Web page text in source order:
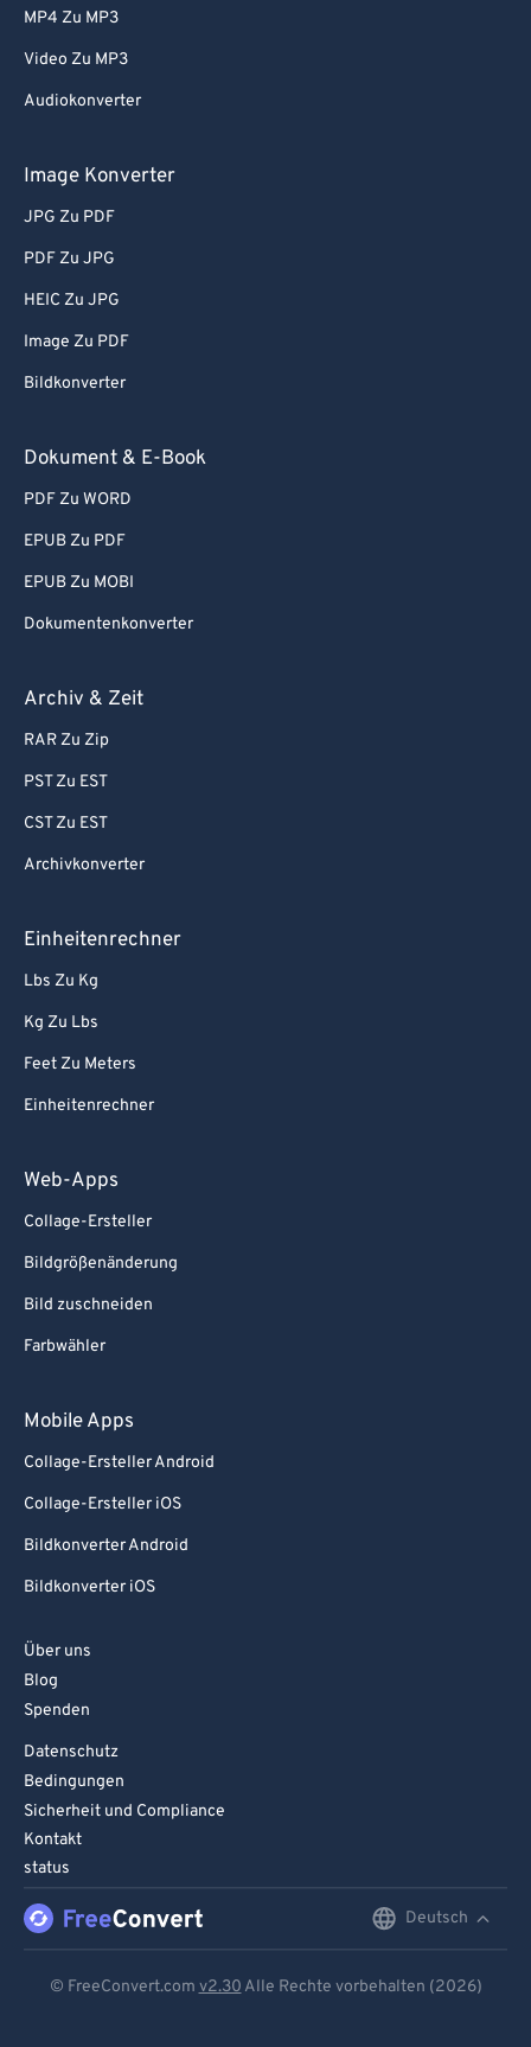
MP4 Zu MP3
Video Zu MP3
Audiokonverter
Image Konverter
JPG Zu PDF
PDF Zu JPG
HEIC Zu JPG
Image Zu PDF
Bildkonverter
Dokument & E-Book
PDF Zu WORD
EPUB Zu PDF
EPUB Zu MOBI
Dokumentenkonverter
Archiv & Zeit
RAR Zu Zip
PST Zu EST
CST Zu EST
Archivkonverter
Einheitenrechner
Lbs Zu Kg
Kg Zu Lbs
Feet Zu Meters
Einheitenrechner
Web-Apps
Collage-Ersteller
Bildgrößenänderung
Bild zuschneiden
Farbwähler
Mobile Apps
Collage-Ersteller Android
Collage-Ersteller iOS
Bildkonverter Android
Bildkonverter iOS
Über uns
Blog
Spenden
Datenschutz
Bedingungen
Sicherheit und Compliance
Kontakt
status
Deutsch
© FreeConvert.com v2.30 Alle Rechte vorbehalten (2026)